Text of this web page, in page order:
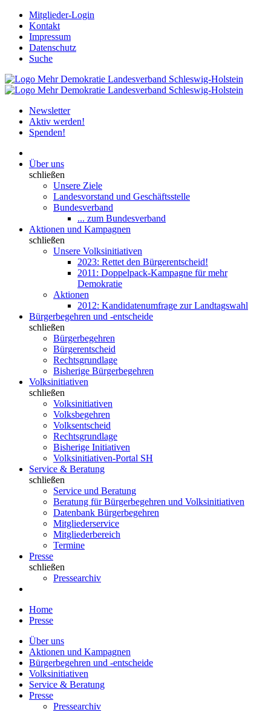
Mitglieder-Login
Kontakt
Impressum
Datenschutz
Suche
Newsletter
Aktiv werden!
Spenden!
Über uns
schließen
Unsere Ziele
Landesvorstand und Geschäftsstelle
Bundesverband
... zum Bundesverband
Aktionen und Kampagnen
schließen
Unsere Volksinitiativen
2023: Rettet den Bürgerentscheid!
2011: Doppelpack-Kampagne für mehr
Demokratie
Aktionen
2012: Kandidatenumfrage zur Landtagswahl
Bürgerbegehren und -entscheide
schließen
Bürgerbegehren
Bürgerentscheid
Rechtsgrundlage
Bisherige Bürgerbegehren
Volksinitiativen
schließen
Volksinitiativen
Volksbegehren
Volksentscheid
Rechtsgrundlage
Bisherige Initiativen
Volksinitiativen-Portal SH
Service & Beratung
schließen
Service und Beratung
Beratung für Bürgerbegehren und Volksinitiativen
Datenbank Bürgerbegehren
Mitgliederservice
Mitgliederbereich
Termine
Presse
schließen
Pressearchiv
Home
Presse
Über uns
Aktionen und Kampagnen
Bürgerbegehren und -entscheide
Volksinitiativen
Service & Beratung
Presse
Pressearchiv